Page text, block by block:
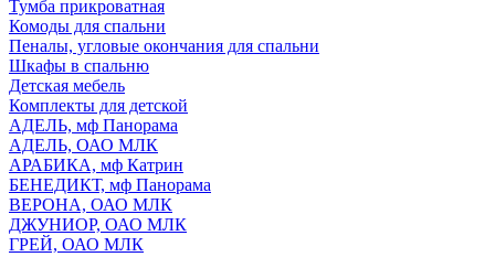
Тумба прикроватная
Комоды для спальни
Пеналы, угловые окончания для спальни
Шкафы в спальню
Детская мебель
Комплекты для детской
АДЕЛЬ, мф Панорама
АДЕЛЬ, ОАО МЛК
АРАБИКА, мф Катрин
БЕНЕДИКТ, мф Панорама
ВЕРОНА, ОАО МЛК
ДЖУНИОР, ОАО МЛК
ГРЕЙ, ОАО МЛК